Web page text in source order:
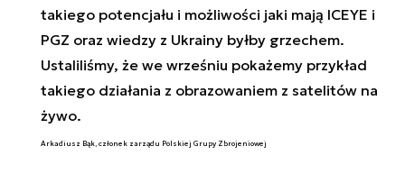
takiego potencjału i możliwości jaki mają ICEYE i
PGZ oraz wiedzy z Ukrainy byłby grzechem.
Ustaliliśmy, że we wrześniu pokażemy przykład
takiego działania z obrazowaniem z satelitów na
żywo.
Arkadiusz Bąk, członek zarządu Polskiej Grupy Zbrojeniowej